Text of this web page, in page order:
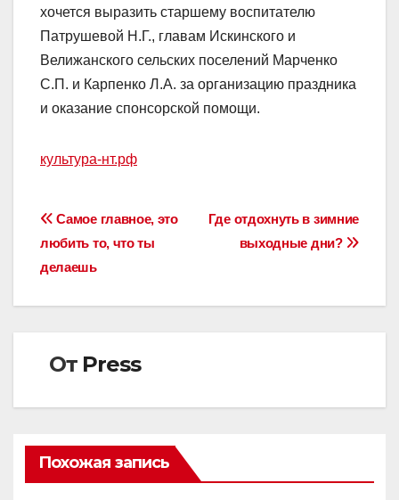
хочется выразить старшему воспитателю
Патрушевой Н.Г., главам Искинского и
Велижанского сельских поселений Марченко
С.П. и Карпенко Л.А. за организацию праздника
и оказание спонсорской помощи.
культура-нт.рф
Навигация
по
записям
Где отдохнуть в зимние
выходные дни?
Самое главное, это
любить то, что ты
делаешь
От Press
Похожая запись